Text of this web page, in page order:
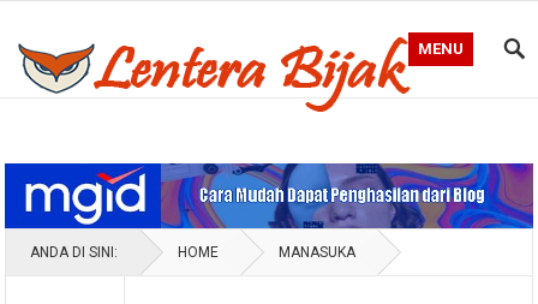
MENU
ANDA DI SINI: HOME MANASUKA